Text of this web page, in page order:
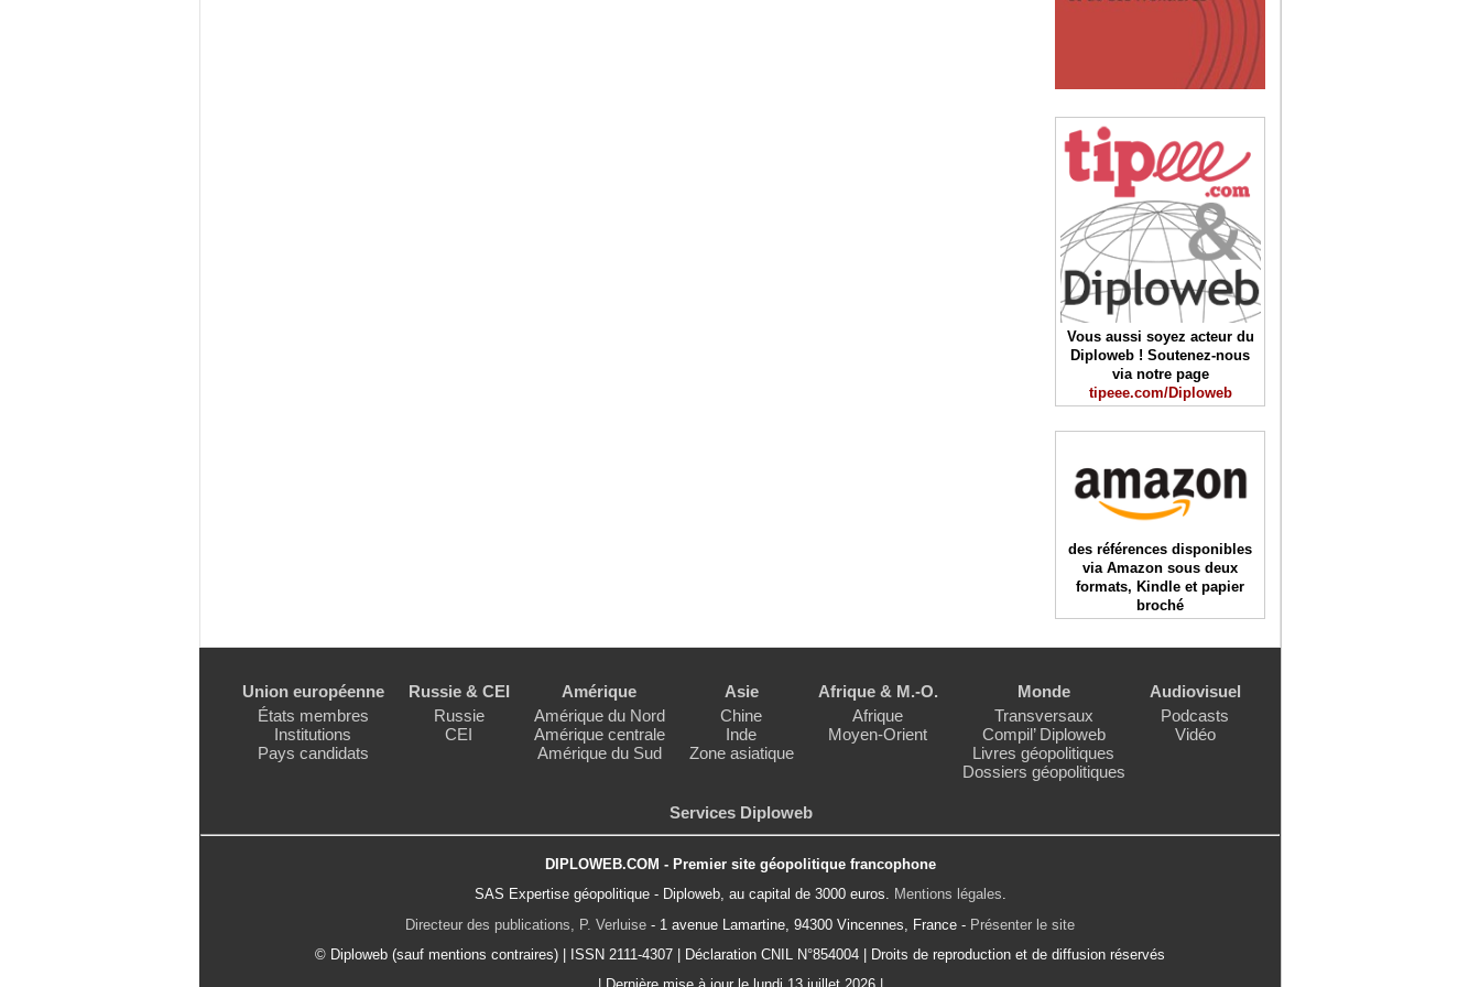
Vous aussi soyez acteur du
Diploweb ! Soutenez-nous
via notre page
tipeee.com/Diploweb
des références disponibles
via Amazon sous deux
formats, Kindle et papier
broché
Union européenne
États membres
Institutions
Pays candidats
Russie & CEI
Russie
CEI
Amérique
Amérique du Nord
Amérique centrale
Amérique du Sud
Asie
Chine
Inde
Zone asiatique
Afrique & M.-O.
Afrique
Moyen-Orient
Monde
Transversaux
Compil’ Diploweb
Livres géopolitiques
Dossiers géopolitiques
Audiovisuel
Podcasts
Vidéo
Services Diploweb
DIPLOWEB.COM - Premier site géopolitique francophone
SAS Expertise géopolitique - Diploweb, au capital de 3000 euros. Mentions légales.
Directeur des publications, P. Verluise - 1 avenue Lamartine, 94300 Vincennes, France - Présenter le site
© Diploweb (sauf mentions contraires) | ISSN 2111-4307 | Déclaration CNIL N°854004 | Droits de reproduction et de diffusion réservés